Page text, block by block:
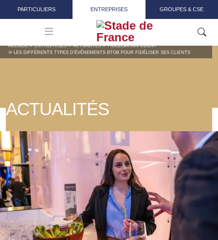
PARTICULIERS ENTREPRISES GROUPES & CSE
ACCUEIL ENTREPRISES ACTUALITÉS
FIDÉLISATION CLIENT
LES DIFFÉRENTS TYPES D'ÉVÉNEMENTS BTOB POUR FIDÉLISER SES CLIENTS
ACTUALITÉS